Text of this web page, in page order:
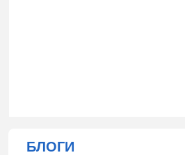
БЛОГИ